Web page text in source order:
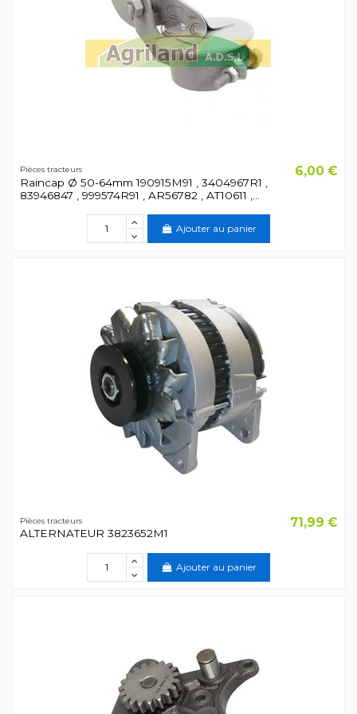
Pièces tracteurs
Raincap Ø 50-64mm 190915M91 , 3404967R1 ,
83946847 , 999574R91 , AR56782 , AT10611 ,...
6,00 €
Ajouter au panier
Pièces tracteurs
ALTERNATEUR 3823652M1
71,99 €
Ajouter au panier